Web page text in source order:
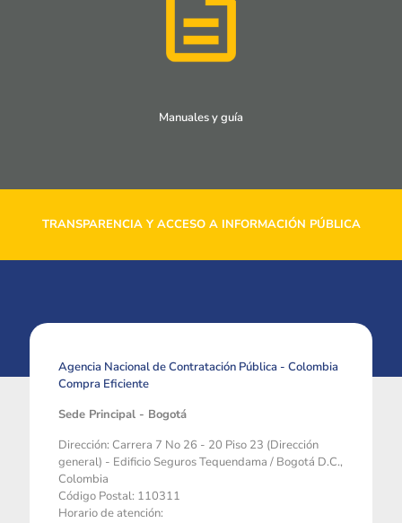
Manuales y guía
TRANSPARENCIA Y ACCESO A INFORMACIÓN PÚBLICA
Agencia Nacional de Contratación Pública - Colombia
Compra Eficiente
Sede Principal - Bogotá
Dirección: Carrera 7 No 26 - 20 Piso 23 (Dirección
general) - Edificio Seguros Tequendama / Bogotá D.C.,
Colombia
Código Postal: 110311
Horario de atención: